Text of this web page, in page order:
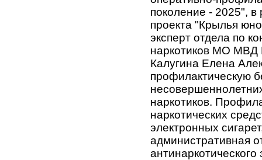
поколение - 2025", в
проекта "Крылья
эксперт отдела по
наркотиков МО МВД
Калугина Елена
профилактическую
наркотиков.
наркотических
электронных
административная